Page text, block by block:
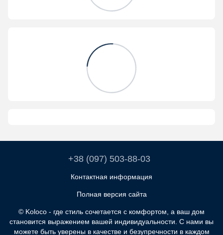
+38 (097) 503-88-03
Контактная информация
Полная версия сайта
© Koloco - где стиль сочетается с комфортом, а ваш дом
становится выражением вашей индивидуальности. С нами вы
можете быть уверены в качестве и безупречности в каждом